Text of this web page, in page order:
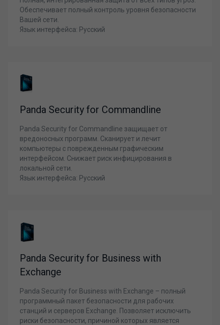
Обеспечивает полный контроль уровня безопасности
Вашей сети.
Язык интерфейса: Русский
Panda Security for Commandline
Panda Security for Commandline защищает от
вредоносных программ. Сканирует и лечит
компьютеры с поврежденным графическим
интерфейсом. Снижает риск инфицирования в
локальной сети.
Язык интерфейса: Русский
Panda Security for Business with
Exchange
Panda Security for Business with Exchange – полный
программный пакет безопасности для рабочих
станций и серверов Exchange. Позволяет исключить
риски безопасности, причиной которых является